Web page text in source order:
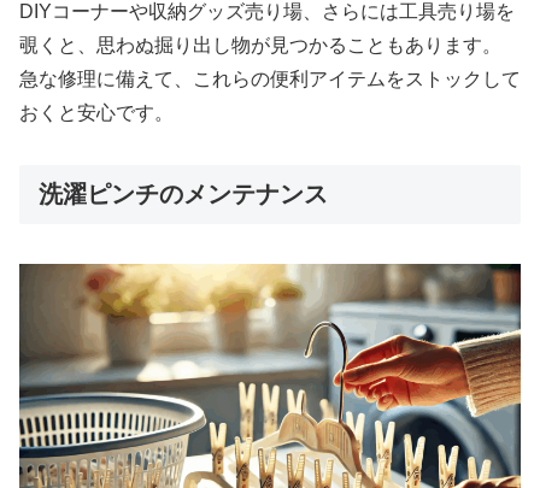
DIYコーナーや収納グッズ売り場、さらには工具売り場を
覗くと、思わぬ掘り出し物が見つかることもあります。
急な修理に備えて、これらの便利アイテムをストックして
おくと安心です。
洗濯ピンチのメンテナンス